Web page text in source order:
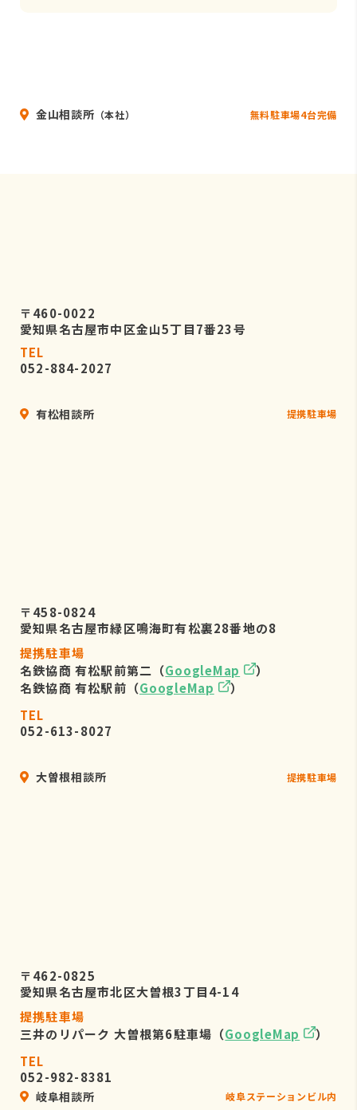
金山相談所 （本社） 無料駐車場4台完備
〒460-0022
愛知県名古屋市中区金山5丁目7番23号
TEL
052-884-2027
有松相談所 提携駐車場
〒458-0824
愛知県名古屋市緑区鳴海町有松裏28番地の8
提携駐車場
名鉄協商 有松駅前第二（GoogleMap
）
名鉄協商 有松駅前（GoogleMap
）
TEL
052-613-8027
大曽根相談所 提携駐車場
〒462-0825
愛知県名古屋市北区大曽根3丁目4-14
提携駐車場
三井のリパーク 大曽根第6駐車場（GoogleMap
）
TEL
052-982-8381
岐阜相談所 岐阜ステーションビル内